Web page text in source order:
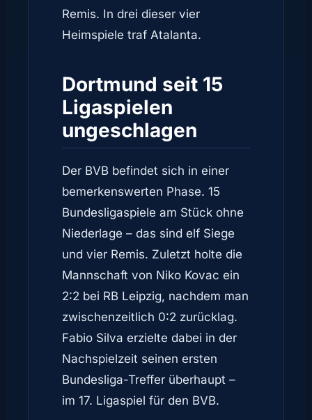
Remis. In drei dieser vier
Heimspiele traf Atalanta.
Dortmund seit 15
Ligaspielen
ungeschlagen
Der BVB befindet sich in einer
bemerkenswerten Phase. 15
Bundesligaspiele am Stück ohne
Niederlage – das sind elf Siege
und vier Remis. Zuletzt holte die
Mannschaft von Niko Kovac ein
2:2 bei RB Leipzig, nachdem man
zwischenzeitlich 0:2 zurücklag.
Fabio Silva erzielte dabei in der
Nachspielzeit seinen ersten
Bundesliga-Treffer überhaupt –
im 17. Ligaspiel für den BVB.